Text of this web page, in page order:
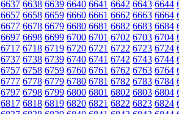
6637 6638 6639 6640 6641 6642 6643 6644
6657 6658 6659 6660 6661 6662 6663 6664
6677 6678 6679 6680 6681 6682 6683 6684
6697 6698 6699 6700 6701 6702 6703 6704
6717 6718 6719 6720 6721 6722 6723 6724
6737 6738 6739 6740 6741 6742 6743 6744
6757 6758 6759 6760 6761 6762 6763 6764
6777 6778 6779 6780 6781 6782 6783 6784
6797 6798 6799 6800 6801 6802 6803 6804
6817 6818 6819 6820 6821 6822 6823 6824